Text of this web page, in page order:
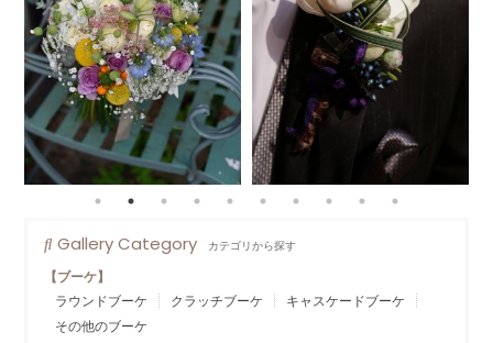
Gallery Category
カテゴリから探す
【ブーケ】
ラウンドブーケ
クラッチブーケ
キャスケードブーケ
その他のブーケ